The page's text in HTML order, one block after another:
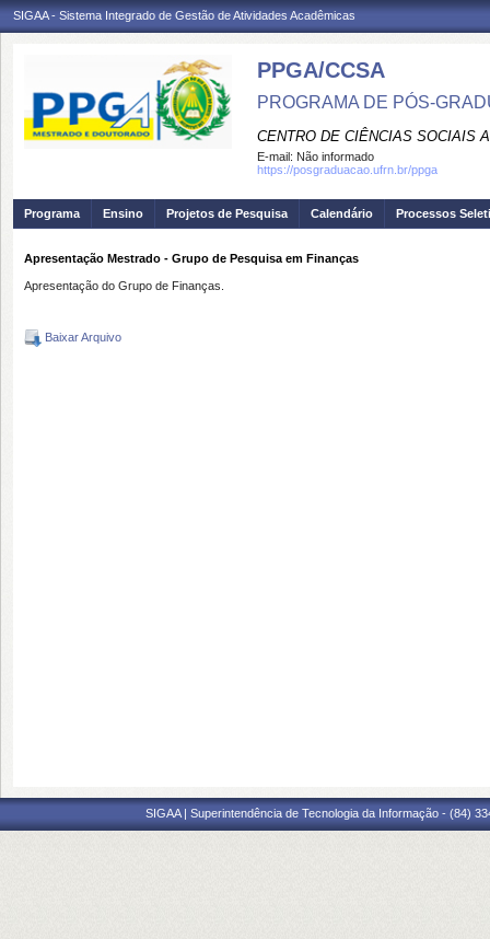
SIGAA - Sistema Integrado de Gestão de Atividades Acadêmicas
PPGA/CCSA
PROGRAMA DE PÓS-
CENTRO DE CIÊNCIAS SOCIAIS
E-mail: Não informado
https://posgraduacao.ufrn.br/ppga
Programa Ensino Projetos de Pesquisa Calendário Processos
Apresentação Mestrado - Grupo de Pesquisa em Finanças
Apresentação do Grupo de Finanças.
Baixar Arquivo
SIGAA | Superintendência de Tecnologia da Informação - (84)